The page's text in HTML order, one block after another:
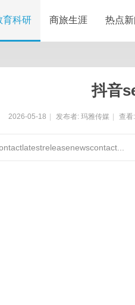
育科研 商旅生涯 热点
抖音
2026-05-18 发布者: 玛雅传媒 查